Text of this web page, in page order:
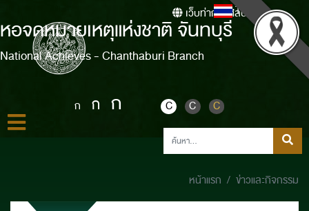
หอจดหมายเหตุแห่งชาติ จันทบุรี
National Achieves - Chanthaburi Branch
เว็บท่ากรมศิลปากร
Thai
ก ก ก C C C
หน้าแรก ข่าวและกิจกรรม